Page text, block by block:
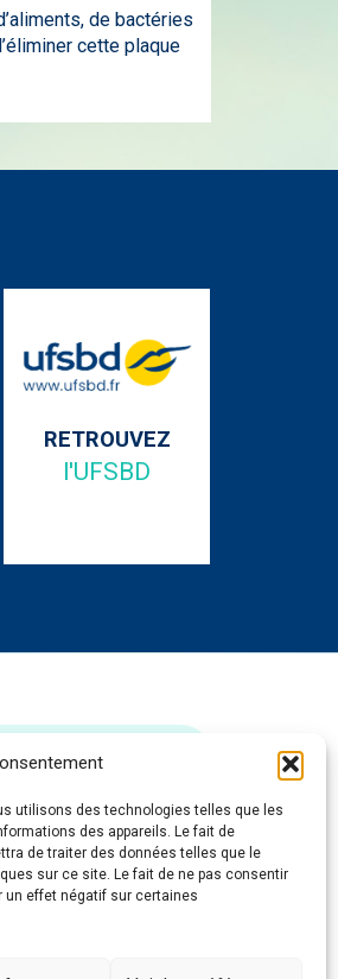
utilisons des technologies telles que les
des appareils. Le fait de
de traiter des données telles que le
sur ce site. Le fait de ne pas consentir
un effet négatif sur certaines
de bactéries
cette plaque
RETROUVEZ
l'UFSBD
recueil et au traitement de mes données
est donc libre, spécifique, éclairé et